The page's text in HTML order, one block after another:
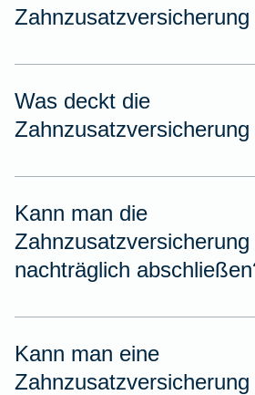
Was deckt die
Zahnzusatzversicherung
Kann man die
Zahnzusatzversicherung
nachträglich
Kann man eine